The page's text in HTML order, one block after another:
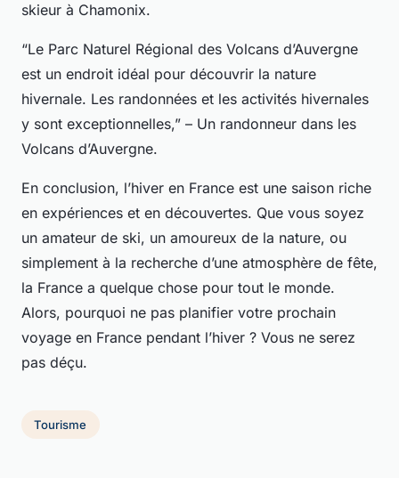
skieur à Chamonix.
“Le Parc Naturel Régional des Volcans d’Auvergne
est un endroit idéal pour découvrir la nature
hivernale. Les randonnées et les activités hivernales
y sont exceptionnelles,” – Un randonneur dans les
Volcans d’Auvergne.
En conclusion, l’hiver en France est une saison riche
en expériences et en découvertes. Que vous soyez
un amateur de ski, un amoureux de la nature, ou
simplement à la recherche d’une atmosphère de fête,
la France a quelque chose pour tout le monde.
Alors, pourquoi ne pas planifier votre prochain
voyage en France pendant l’hiver ? Vous ne serez
pas déçu.
Tourisme